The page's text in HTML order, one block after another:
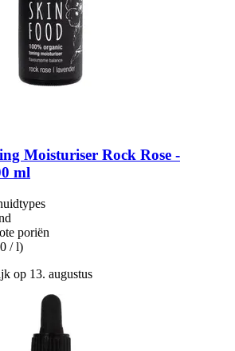
Moisturiser Rock Rose -​
ml
poriën
/ l)
op 13. augustus